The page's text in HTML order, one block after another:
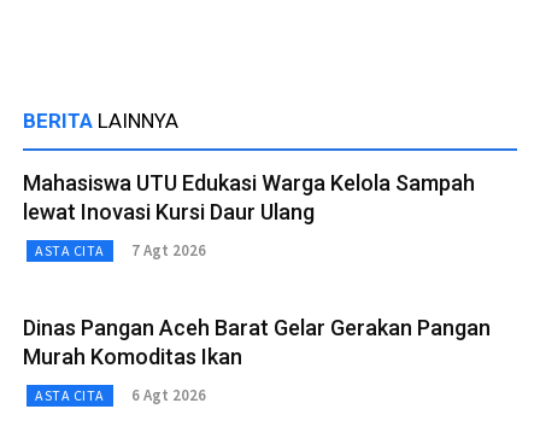
BERITA LAINNYA
Mahasiswa UTU Edukasi Warga Kelola Sampah
lewat Inovasi Kursi Daur Ulang
ASTA CITA 7 Agt 2026
Dinas Pangan Aceh Barat Gelar Gerakan Pangan
Murah Komoditas Ikan
ASTA CITA 6 Agt 2026